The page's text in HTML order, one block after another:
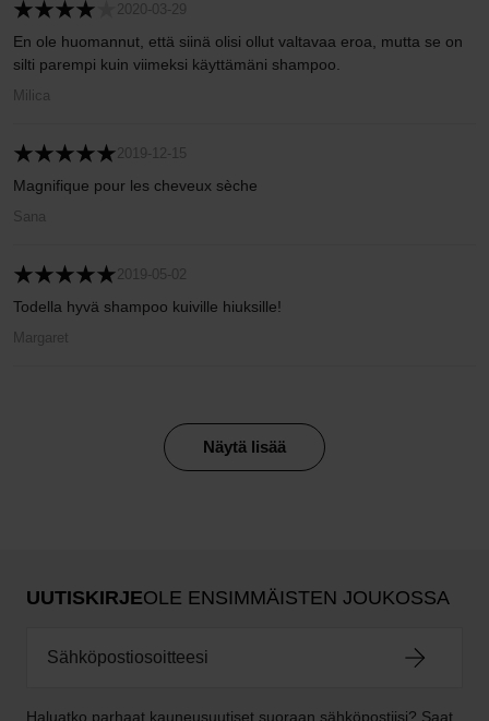
2020-03-29
En ole huomannut, että siinä olisi ollut valtavaa eroa, mutta se on
silti parempi kuin viimeksi käyttämäni shampoo.
Milica
2019-12-15
Magnifique pour les cheveux sèche
Sana
2019-05-02
Todella hyvä shampoo kuiville hiuksille!
Margaret
Näytä lisää
UUTISKIRJEOLE ENSIMMÄISTEN JOUKOSSA
Haluatko parhaat kauneusuutiset suoraan sähköpostiisi? Saat